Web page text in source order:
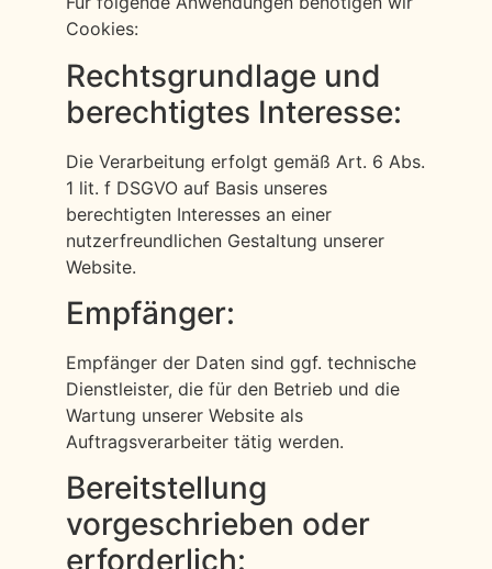
Cookies:
Rechtsgrundlage und
berechtigtes Interesse:
Die Verarbeitung erfolgt gemäß Art. 6 Abs.
1 lit. f DSGVO auf Basis unseres
berechtigten Interesses an einer
nutzerfreundlichen Gestaltung unserer
Website.
Empfänger:
Empfänger der Daten sind ggf. technische
Dienstleister, die für den Betrieb und die
Wartung unserer Website als
Auftragsverarbeiter tätig werden.
Bereitstellung
vorgeschrieben oder
erforderlich: